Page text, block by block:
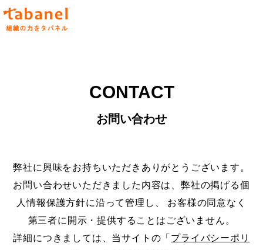
CONTACT
お問い合わせ
弊社に興味をお持ちいただきありがとうございます。
お問い合わせいただきました内容は、弊社の掲げる個
人情報保護方針に沿って管理し、
お客様の同意なく
第三者に開示・提供することはございません。
詳細につきましては、当サイトの「 プライバシーポリ